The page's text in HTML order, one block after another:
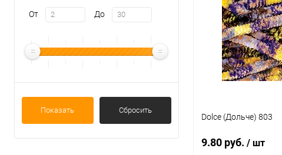
От До
Показать Сбросить
Купить в 1 клик
В избранное
Dolce (Дольче) 803
9.80 руб. / шт